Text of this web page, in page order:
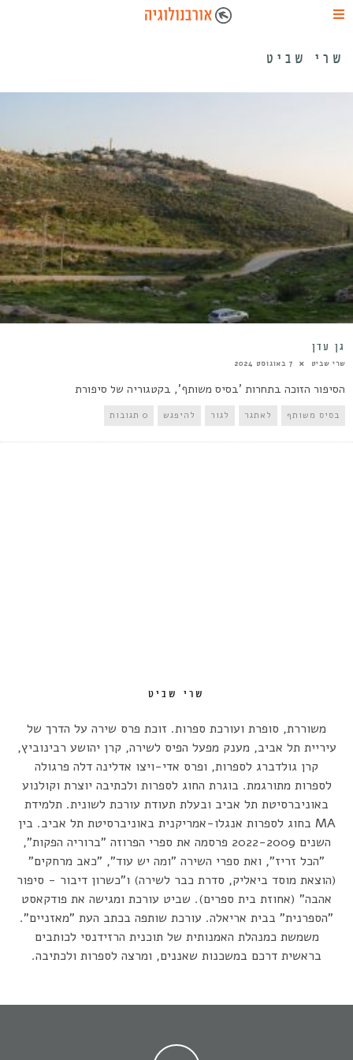
שרי שביט
גן עדן
שרי שביט 7 באוגוסט 2024
הסיפור הזוכה בתחרות 'בסיס משותף', בקטגוריה של סיפורת
בסיס משותף לאתגר לגור להיפגש 0 תגובות
שרי שביט
משוררת, סופרת ועורכת ספרות. זוכת פרס שירה על הדרך של
עיריית תל אביב, מענק מפעל הפיס לשירה, קרן יהושע רבינוביץ,
קרן גולדברג לספרות, ופרס אדי-ויצו אדלינה דלה פרגולה
לספרות מתורגמת. בוגרת החוג לספרות ולכתיבה יוצרת וקולנוע
באוניברסיטת תל אביב ובעלת תעודת עורכת לשונית. תלמידת
MA בחוג לספרות אנגלו-אמריקנית באוניברסיטת תל אביב. בין
השנים 2022-2009 פרסמה את ספרי הפרוזה "ברוריה הפקות",
"הכל זריז", ואת ספרי השירה "ומה יש עוד", "כאב מרחקים"
(הוצאת מוסד ביאליק, סדרת כבר לשירה) ו"כשרון דיבור - סיפור
אהבה" (אחוזת בית ספרים). שביט עורכת ומגישה את פודקאסט
"הספרנית" בבית אריאלה. עורכת שותפה בכתב העת "מאזניים".
משמשת כמנהלת האמנותית של תוכנית הרזידנסי לכותבים
בראשית דרכם במשכנות שאננים, ומרצה לספרות ולכתיבה.